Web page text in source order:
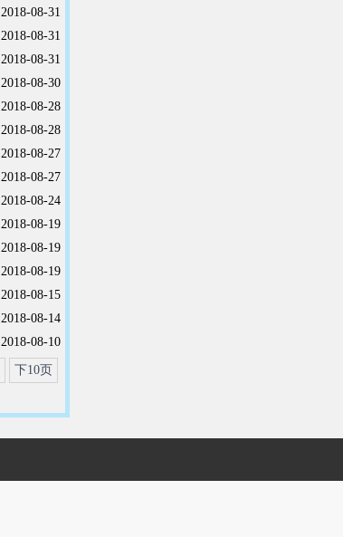
2018-08-31
2018-08-31
2018-08-31
2018-08-30
2018-08-28
2018-08-28
2018-08-27
2018-08-27
2018-08-24
2018-08-19
2018-08-19
2018-08-19
2018-08-15
2018-08-14
2018-08-10
下10页